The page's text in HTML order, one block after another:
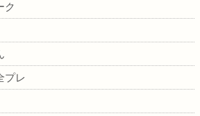
ク
プレ